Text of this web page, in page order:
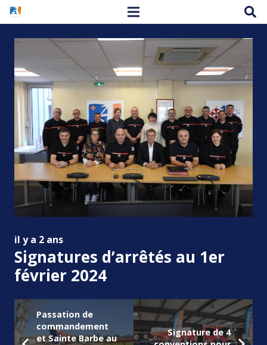
il y a 2 ans
Signatures d’arrêtés au 1er
février 2024
Passation de
commandement
et Sainte Barbe au
Signature de 4